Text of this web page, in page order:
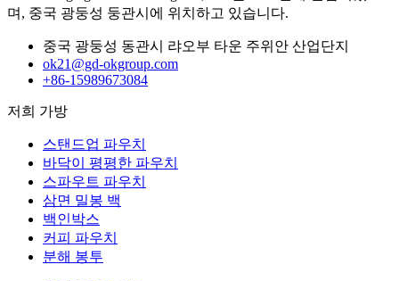
며, 중국 광둥성 둥관시에 위치하고 있습니다.
중국 광둥성 동관시 랴오부 타운 주위안 산업단지
ok21@gd-okgroup.com
+86-15989673084
저희 가방
스탠드업 파우치
바닥이 평평한 파우치
스파우트 파우치
삼면 밀봉 백
백인박스
커피 파우치
분해 봉투